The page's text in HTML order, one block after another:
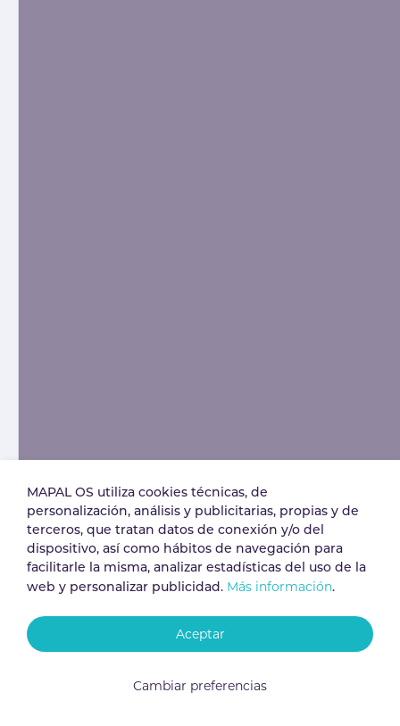
MAPAL OS utiliza cookies técnicas, de
personalización, análisis y publicitarias, propias y de
terceros, que tratan datos de conexión y/o del
dispositivo, así como hábitos de navegación para
facilitarle la misma, analizar estadísticas del uso de la
web y personalizar publicidad. Más información.
Cambiar preferencias
Aceptar